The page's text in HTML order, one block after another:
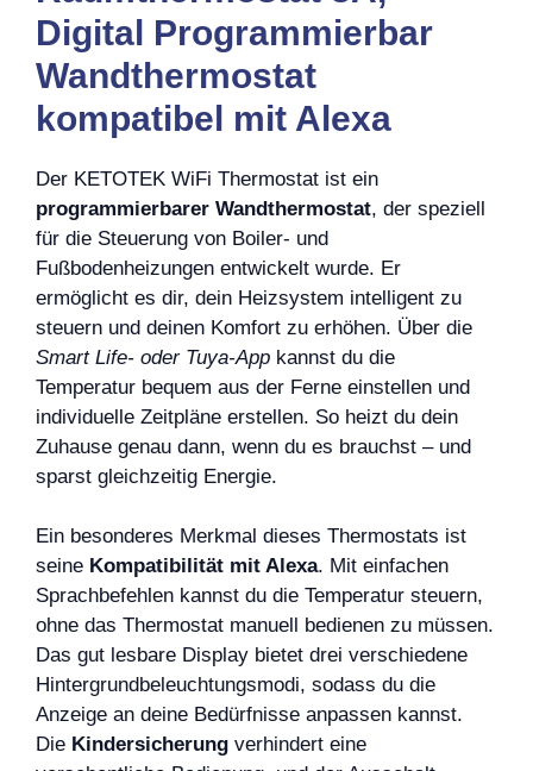
Digital Programmierbar
Wandthermostat
kompatibel mit Alexa
Der KETOTEK WiFi Thermostat ist ein
programmierbarer Wandthermostat, der speziell
für die Steuerung von Boiler- und
Fußbodenheizungen entwickelt wurde. Er
ermöglicht es dir, dein Heizsystem intelligent zu
steuern und deinen Komfort zu erhöhen. Über die
Smart Life- oder Tuya-App kannst du die
Temperatur bequem aus der Ferne einstellen und
individuelle Zeitpläne erstellen. So heizt du dein
Zuhause genau dann, wenn du es brauchst – und
sparst gleichzeitig Energie.
Ein besonderes Merkmal dieses Thermostats ist
seine Kompatibilität mit Alexa. Mit einfachen
Sprachbefehlen kannst du die Temperatur steuern,
ohne das Thermostat manuell bedienen zu müssen.
Das gut lesbare Display bietet drei verschiedene
Hintergrundbeleuchtungsmodi, sodass du die
Anzeige an deine Bedürfnisse anpassen kannst.
Die Kindersicherung verhindert eine